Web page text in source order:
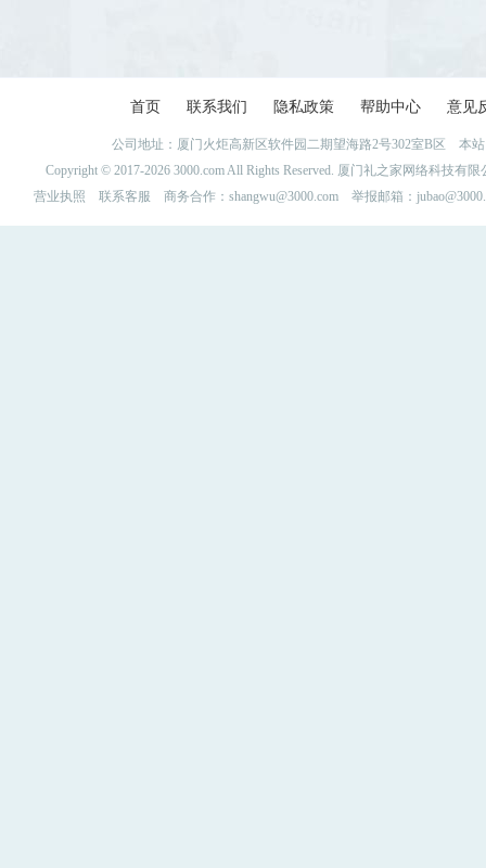
首页 联系我们 隐私政策 帮助中心 意见
公司地址：厦门火炬高新区软件园二期望海路2号302室B区 本
Copyright © 2017-2026 3000.com All Rights Reserved. 厦门礼之家网络科技
营业执照
联系客服 商务合作：shangwu@3000.com 举报邮箱：